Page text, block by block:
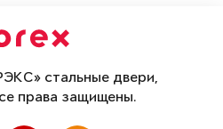
стальные двери,
права защищены.